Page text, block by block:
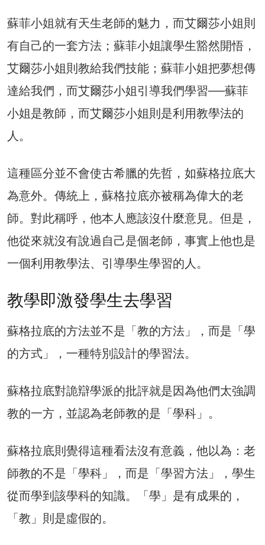
蘇菲小姐就有天生老師的魅力，而艾爾莎小姐則
有自己的一套方法；蘇菲小姐讓學生豁然開悟，
艾爾莎小姐則教給我們技能；蘇菲小姐把夢想傳
達給我們，而艾爾莎小姐引導我們學習──蘇菲
小姐是教師，而艾爾莎小姐則是利用教學法的
人。
這種區分並不會使古希臘的先哲，如蘇格拉底大
為意外。傳統上，蘇格拉底亦被稱為偉大的老
師。對此稱呼，他本人應該沒什麼意見。但是，
他從來就沒有說過自己是個老師，事實上他也是
一個利用教學法、引導學生學習的人。
教學即激發學生去學習
蘇格拉底的方法並不是「教的方法」，而是「學
的方式」，一種特別設計的學習法。
蘇格拉底對詭辯學派的批評就是因為他們太強調
教的一方，並認為老師教的是「學科」。
蘇格拉底則覺得這種看法沒有意義，他以為：老
師教的不是「學科」，而是「學習方法」，學生
從而學到該學科的知識。「學」是有成果的，
「教」則是虛假的。